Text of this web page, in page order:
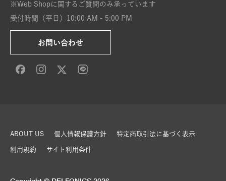
※Web Shopに関するご質問のみ承っています
受付時間（平日）10:00 AM - 5:00 PM
お問い合わせ
ABOUT US 個人情報保護方針 特定商取引法に基づく表示
利用規約 サイト利用条件